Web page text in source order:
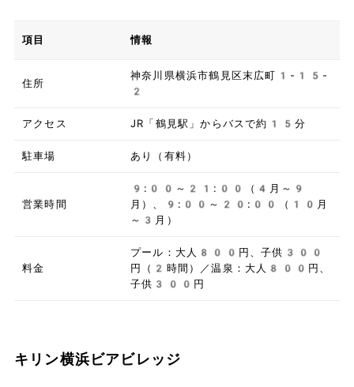
項目 情報
住所
神奈川県横浜市鶴見区末広町1-15-
2
アクセス JR「鶴見駅」からバスで約15分
駐車場 あり（有料）
営業時間
9:00～21:00（4月～9
月）、9:00～20:00（10月
～3月）
料金
プール：大人800円、子供300
円（2時間）／温泉：大人800円、
子供300円
キリン横浜ビアビレッジ